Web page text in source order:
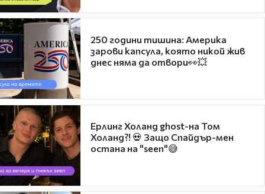
250 години тишина: Америка
зарови капсула, която никой жив
днес няма да отвори👀💥
Ерлинг Холанд ghost-на Том
Холанд?! 💀 Защо Спайдър-мен
остана на "seen"😅